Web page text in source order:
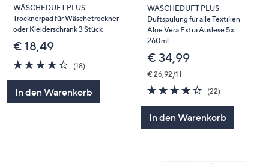
WÄSCHEDUFT PLUS
Trocknerpad für Wäschetrockner
oder Kleiderschrank 3 Stück
€ 18,49
4.3
von
5
(18)
In den Warenkorb
WÄSCHEDUFT PLUS
Duftspülung für alle Textilien
Aloe Vera Extra Auslese 5x
260ml
€ 34,99
€ 26,92/1 l
4.0
von
5
(22)
In den Warenkorb